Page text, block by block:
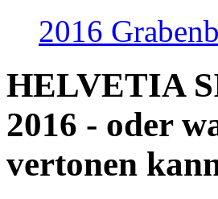
2016
HELVETIA
2016 - oder
vertonen